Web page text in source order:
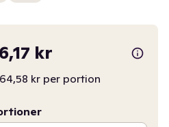
kr
64,58 kr per portion